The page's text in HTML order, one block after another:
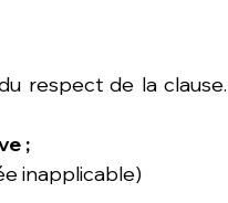
respect de la clause.
;
inapplicable)